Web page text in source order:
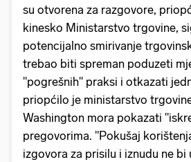
su otvorena za razgovore,
kinesko Ministarstvo trgovine,
potencijalno smirivanje
trebao biti spreman poduzeti
"pogrešnih" praksi i otkazati
priopćilo je ministarstvo
Washington mora pokazati
pregovorima. "Pokušaj
izgovora za prisilu i iznudu ne